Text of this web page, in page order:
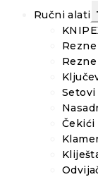
Ručni alati
Setovi
Čekići